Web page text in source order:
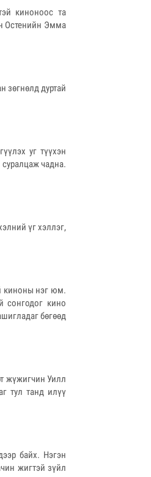
киноноос та
Остенийн Эмма
зөгнөлд дуртай
уг түүхэн
суралцаж чадна.
үг хэллэг,
киноны нэг юм.
сонгодог кино
бөгөөд
жүжигчин Уилл
тул танд илүү
байх. Нэгэн
жигтэй зүйл